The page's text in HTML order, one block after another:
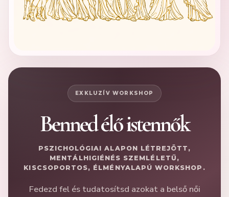
EXKLUZÍV WORKSHOP
Benned élő istennők
PSZICHOLÓGIAI ALAPON LÉTREJÖTT,
MENTÁLHIGIÉNÉS SZEMLÉLETŰ,
KISCSOPORTOS, ÉLMÉNYALAPÚ WORKSHOP.
Fedezd fel és tudatosítsd azokat a belső női